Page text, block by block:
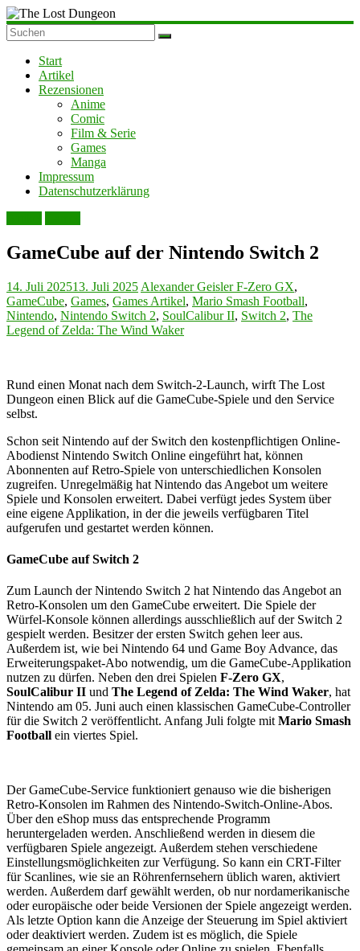
Zum
Inhalt
springen
The
Lost
Dungeon
Start
Artikel
Rezensionen
Anime
Comic
Film & Serie
Games
Manga
Impressum
Datenschutzerklärung
GameCube auf der Nintendo Switch 2
14. Juli 202513. Juli 2025 Alexander GeislerF-Zero GX,
GameCube, Games, Games Artikel, Mario Smash Football,
Nintendo, Nintendo Switch 2, SoulCalibur II, Switch 2, The
Legend of Zelda: The Wind Waker
Rund einen Monat nach dem Switch-2-Launch, wirft The Lost
Dungeon einen Blick auf die GameCube-Spiele und den Service
selbst.
Schon seit Nintendo auf der Switch den kostenpflichtigen Online-
Abodienst Nintendo Switch Online eingeführt hat, können
Abonnenten auf Retro-Spiele von unterschiedlichen Konsolen
zugreifen. Unregelmäßig hat Nintendo das Angebot um weitere
Spiele und Konsolen erweitert. Dabei verfügt jedes System über
eine eigene Applikation, in der die jeweils verfügbaren Titel
aufgerufen und gestartet werden können.
GameCube auf Switch 2
Zum Launch der Nintendo Switch 2 hat Nintendo das Angebot an
Retro-Konsolen um den GameCube erweitert. Die Spiele der
Würfel-Konsole können allerdings ausschließlich auf der Switch 2
gespielt werden. Besitzer der ersten Switch gehen leer aus.
Außerdem ist, wie bei Nintendo 64 und Game Boy Advance, das
Erweiterungspaket-Abo notwendig, um die GameCube-Applikation
nutzen zu dürfen. Neben den drei Spielen F-Zero GX,
SoulCalibur II und The Legend of Zelda: The Wind Waker, hat
Nintendo am 05. Juni auch einen klassischen GameCube-Controller
für die Switch 2 veröffentlicht. Anfang Juli folgte mit Mario Smash
Football ein viertes Spiel.
Der GameCube-Service funktioniert genauso wie die bisherigen
Retro-Konsolen im Rahmen des Nintendo-Switch-Online-Abos.
Über den eShop muss das entsprechende Programm
heruntergeladen werden. Anschließend werden in diesem die
verfügbaren Spiele angezeigt. Außerdem stehen verschiedene
Einstellungsmöglichkeiten zur Verfügung. So kann ein CRT-Filter
für Scanlines, wie sie an Röhrenfernsehern üblich waren, aktiviert
werden. Außerdem darf gewählt werden, ob nur nordamerikanische
oder europäische oder beide Versionen der Spiele angezeigt werden.
Als letzte Option kann die Anzeige der Steuerung im Spiel aktiviert
oder deaktiviert werden. Zudem ist es möglich, die Spiele